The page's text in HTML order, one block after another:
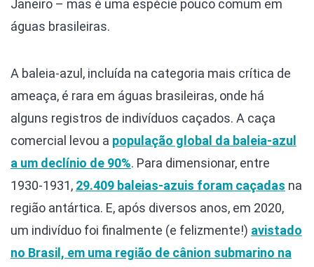
Janeiro – mas é uma espécie pouco comum em
águas brasileiras.
A baleia-azul, incluída na categoria mais crítica de
ameaça, é rara em águas brasileiras, onde há
alguns registros de indivíduos caçados. A caça
comercial levou a população global da baleia-azul
a um declínio de 90%. Para dimensionar, entre
1930-1931, 29.409 baleias-azuis foram caçadas na
região antártica. E, após diversos anos, em 2020,
um indivíduo foi finalmente (e felizmente!) avistado
no Brasil, em uma região de cânion submarino na